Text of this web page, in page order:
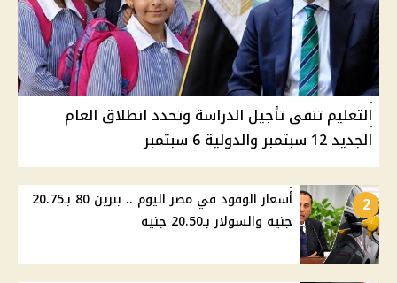
التعليم تنفي تأجيل الدراسة وتحدد انطلاق العام
الجديد 12 سبتمبر والدولية 6 سبتمبر
2
أسعار الوقود في مصر اليوم .. بنزين 80 بـ20.75
جنيه والسولار بـ20.50 جنيه